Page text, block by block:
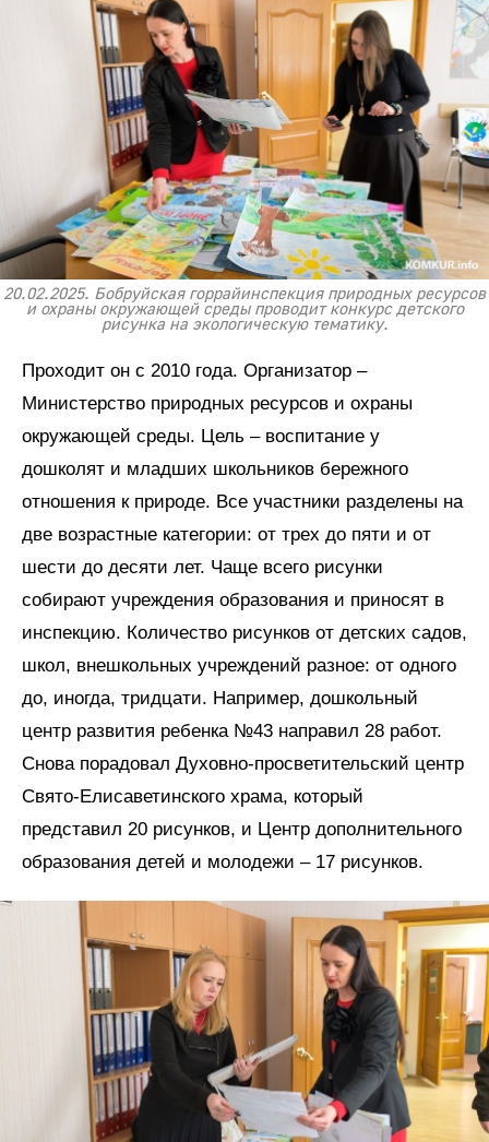
20.02.2025. Бобруйская горрайинспекция природных ресурсов
и охраны окружающей среды проводит конкурс детского
рисунка на экологическую тематику.
Проходит он с 2010 года. Организатор –
Министерство природных ресурсов и охраны
окружающей среды. Цель – воспитание у
дошколят и младших школьников бережного
отношения к природе. Все участники разделены на
две возрастные категории: от трех до пяти и от
шести до десяти лет. Чаще всего рисунки
собирают учреждения образования и приносят в
инспекцию. Количество рисунков от детских садов,
школ, внешкольных учреждений разное: от одного
до, иногда, тридцати. Например, дошкольный
центр развития ребенка №43 направил 28 работ.
Снова порадовал Духовно-просветительский центр
Свято-Елисаветинского храма, который
представил 20 рисунков, и Центр дополнительного
образования детей и молодежи – 17 рисунков.